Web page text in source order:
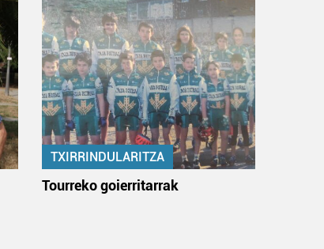
TXIRRINDULARITZA
Tourreko goierritarrak